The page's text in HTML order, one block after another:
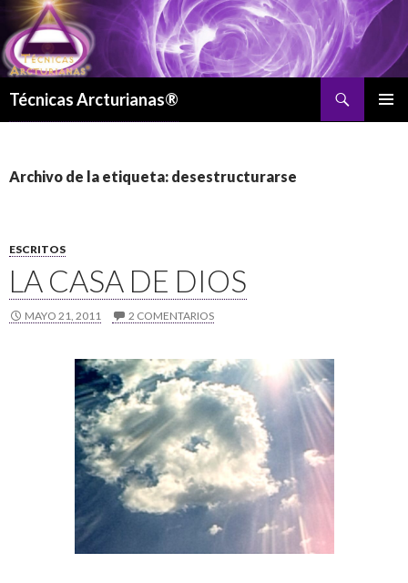
Técnicas Arcturianas®
Archivo de la etiqueta: desestructurarse
ESCRITOS
LA CASA DE DIOS
MAYO 21, 2011 2 COMENTARIOS